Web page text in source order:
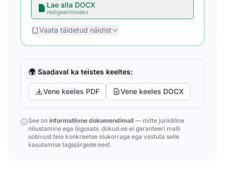
Lae alla DOCX
redigeerimiseks
Vaata täidetud näidist
🌍 Saadaval ka teistes keeltes:
Vene keeles PDF Vene keeles DOCX
See on informatiivne dokumendimall — mitte juriidiline
nõustamine ega õigusabi. dokud.ee ei garanteeri malli
sobivust teie konkreetse olukorraga ega vastuta selle
kasutamise tagajärgede eest.